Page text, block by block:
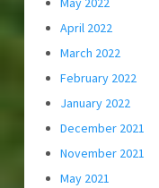
April 2022
March 2022
February 2022
January 2022
December 2021
November 2021
May 2021